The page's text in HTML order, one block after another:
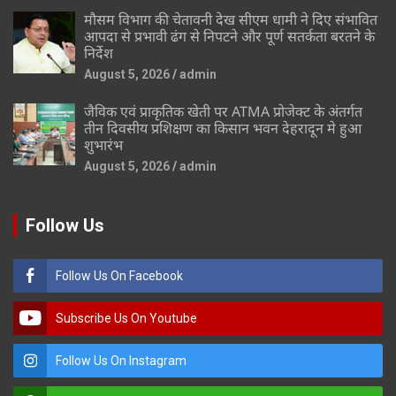
मौसम विभाग की चेतावनी देख सीएम धामी ने दिए संभावित
आपदा से प्रभावी ढंग से निपटने और पूर्ण सतर्कता बरतने के
निर्देश
August 5, 2026 admin
जैविक एवं प्राकृतिक खेती पर ATMA प्रोजेक्ट के अंतर्गत
तीन दिवसीय प्रशिक्षण का किसान भवन देहरादून मे हुआ
शुभारंभ
August 5, 2026 admin
Follow Us
Follow Us On Facebook
Subscribe Us On Youtube
Follow Us On Instagram